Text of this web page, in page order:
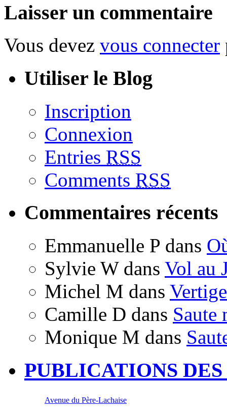
Laisser un commentaire
Vous devez vous connecter
Utiliser le Blog
Inscription
Connexion
Entries RSS
Comments RSS
Commentaires récents
Emmanuelle P dans
Sylvie Wdans Vol au
Michel M dans
Camille D dans Saute
Monique M dans
PUBLICATIONS
Avenue du Père-Lachaise